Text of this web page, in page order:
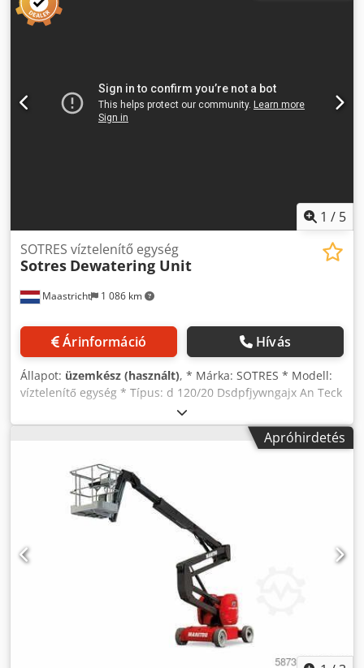
1 / 5
Maastricht 1 086 km
SOTRES víztelenítő egység
Sotres Dewatering Unit
Árinformáció Hívás
Állapot: üzemkész (használt), * Márka: SOTRES * Modell:
víztelenítő egység * Típus: d 120/20 Dsdpfjywngajx An Teck
* Víztelenítő szita méretei: 1800 x 1000 mm * Tartozék: két
darab 2 kW-os vibrációs motor * Ciklon: 2 db * 1x: hossz
1600 mm x ⌀ 500 mm * 1x: hossz 800 mm x ⌀ 250 mm * 2
db szivattyú: Warman Schabaver * 1x típus: 100 f, 22 kW-os
elektromos motorral * 1x típus: 40 f, 5,5 kW-os elektromos
motorral * Felszereltség: acél szerkezet és elektromos
vezérlőszekrény * Raktáron: 1 db egység.
Apróhirdetés